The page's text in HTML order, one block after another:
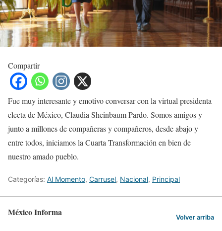
Compartir
Fue muy interesante y emotivo conversar con la virtual presidenta
electa de México, Claudia Sheinbaum Pardo. Somos amigos y
junto a millones de compañeras y compañeros, desde abajo y
entre todos, iniciamos la Cuarta Transformación en bien de
nuestro amado pueblo.
Categorías: Al Momento, Carrusel, Nacional, Principal
México Informa Volver arriba